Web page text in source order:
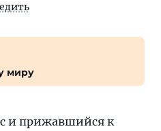
миру
и прижавшийся к